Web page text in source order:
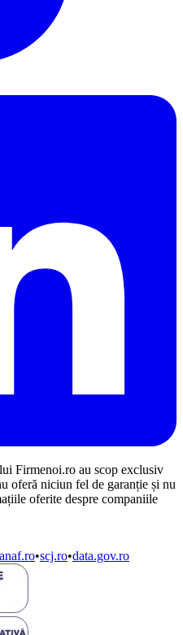
Firmenoi.ro au scop exclusiv
niciun fel de garanție și nu
oferite despre companiile
anaf.ro•scj.ro•data.gov.ro